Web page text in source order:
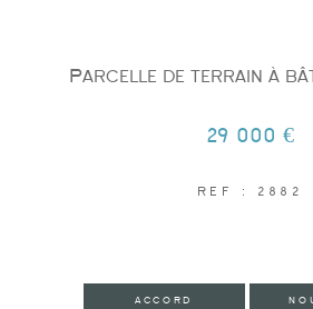
Parcelle de terrain à
29 000 €
REF : 2882
ACCORD